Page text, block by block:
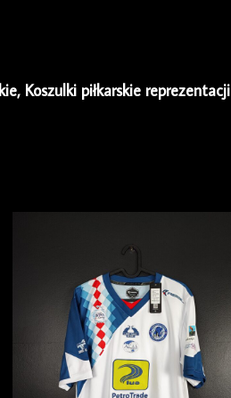
, Koszulki piłkarskie reprezentacji